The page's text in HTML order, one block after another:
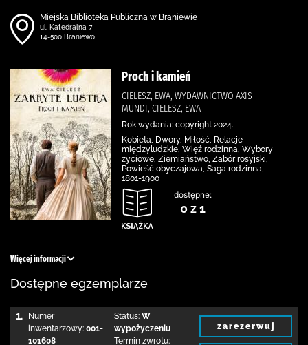
Miejska Biblioteka Publiczna w Braniewie
ul. Katedralna 7
14-500 Braniewo
Proch i kamień
CIELESZ, EWA, WYDAWNICTWO AXIS
MUNDI, CIELESZ, EWA
Rok wydania: copyright 2024.
Kobieta, Dwory, Miłość, Relacje
międzyludzkie, Więź rodzinna, Wybory
życiowe, Ziemiaństwo, Zabór rosyjski,
Powieść obyczajowa, Saga rodzinna,
1801-1900
dostępne:
0 z 1
Więcej informacji
Dostępne egzemplarze
1.
Numer
inwentarzowy: 001-
101608
Status: W
wypożyczeniu
Termin zwrotu:
zarezerwuj